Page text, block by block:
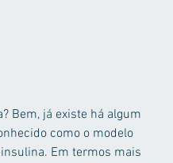
Bem, já existe há algum
como o modelo
Em termos mais